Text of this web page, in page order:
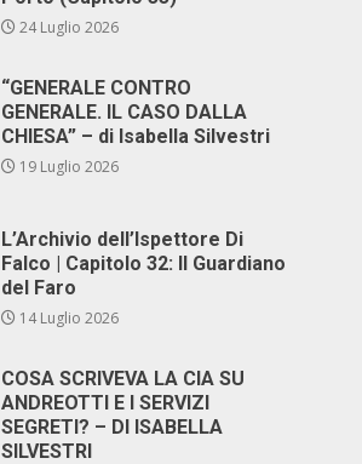
24 Luglio 2026
“GENERALE CONTRO
GENERALE. IL CASO DALLA
CHIESA” – di Isabella Silvestri
19 Luglio 2026
L’Archivio dell’Ispettore Di
Falco | Capitolo 32: Il Guardiano
del Faro
14 Luglio 2026
COSA SCRIVEVA LA CIA SU
ANDREOTTI E I SERVIZI
SEGRETI? – DI ISABELLA
SILVESTRI